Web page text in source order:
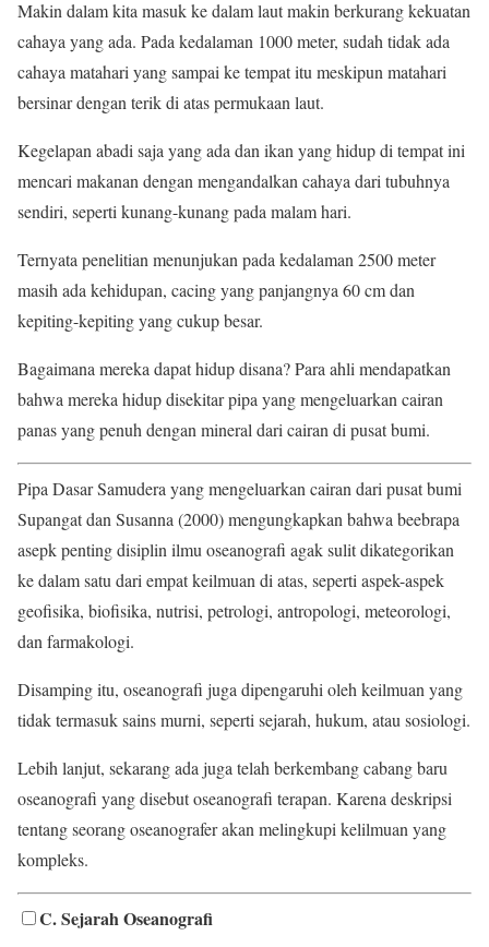
Makin dalam kita masuk ke dalam laut makin berkurang kekuatan
cahaya yang ada. Pada kedalaman 1000 meter, sudah tidak ada
cahaya matahari yang sampai ke tempat itu meskipun matahari
bersinar dengan terik di atas permukaan laut.
Kegelapan abadi saja yang ada dan ikan yang hidup di tempat ini
mencari makanan dengan mengandalkan cahaya dari tubuhnya
sendiri, seperti kunang-kunang pada malam hari.
Ternyata penelitian menunjukan pada kedalaman 2500 meter
masih ada kehidupan, cacing yang panjangnya 60 cm dan
kepiting-kepiting yang cukup besar.
Bagaimana mereka dapat hidup disana? Para ahli mendapatkan
bahwa mereka hidup disekitar pipa yang mengeluarkan cairan
panas yang penuh dengan mineral dari cairan di pusat bumi.
Pipa Dasar Samudera yang mengeluarkan cairan dari pusat bumi
Supangat dan Susanna (2000) mengungkapkan bahwa beebrapa
asepk penting disiplin ilmu oseanografi agak sulit dikategorikan
ke dalam satu dari empat keilmuan di atas, seperti aspek-aspek
geofisika, biofisika, nutrisi, petrologi, antropologi, meteorologi,
dan farmakologi.
Disamping itu, oseanografi juga dipengaruhi oleh keilmuan yang
tidak termasuk sains murni, seperti sejarah, hukum, atau sosiologi.
Lebih lanjut, sekarang ada juga telah berkembang cabang baru
oseanografi yang disebut oseanografi terapan. Karena deskripsi
tentang seorang oseanografer akan melingkupi kelilmuan yang
kompleks.
C. Sejarah Oseanografi